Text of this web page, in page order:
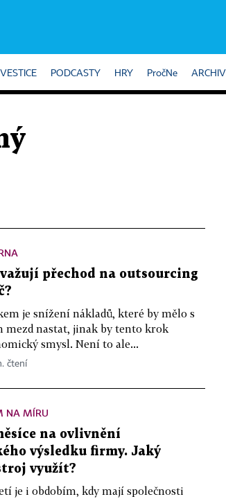
PODCASTY HRY PročNe ARCHIV
přechod na outsourcing
je snížení nákladů, které by mělo s
mezd nastat, jinak by tento krok
smysl. Není to ale...
čtení
NA MÍRU
na ovlivnění
výsledku firmy. Jaký
využít?
je i obdobím, kdy mají společnosti